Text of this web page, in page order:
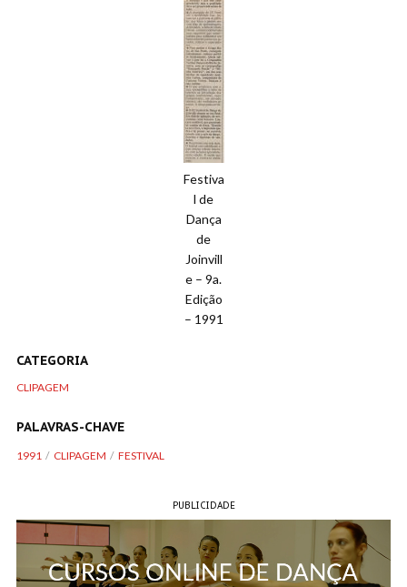
Festiva
l de
Dança
de
Joinvill
e – 9a.
Edição
– 1991
CATEGORIA
CLIPAGEM
PALAVRAS-CHAVE
1991 CLIPAGEM FESTIVAL
PUBLICIDADE